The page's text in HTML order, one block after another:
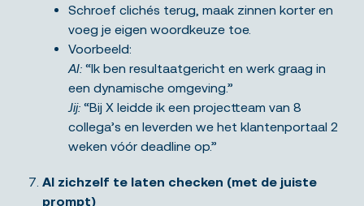
Schroef clichés terug, maak zinnen korter en
voeg je eigen woordkeuze toe.
Voorbeeld:
AI: “Ik ben resultaatgericht en werk graag in
een dynamische omgeving.”
Jij: “Bij X leidde ik een projectteam van 8
collega’s en leverden we het klantenportaal 2
weken vóór deadline op.”
AI zichzelf te laten checken (met de juiste
prompt)